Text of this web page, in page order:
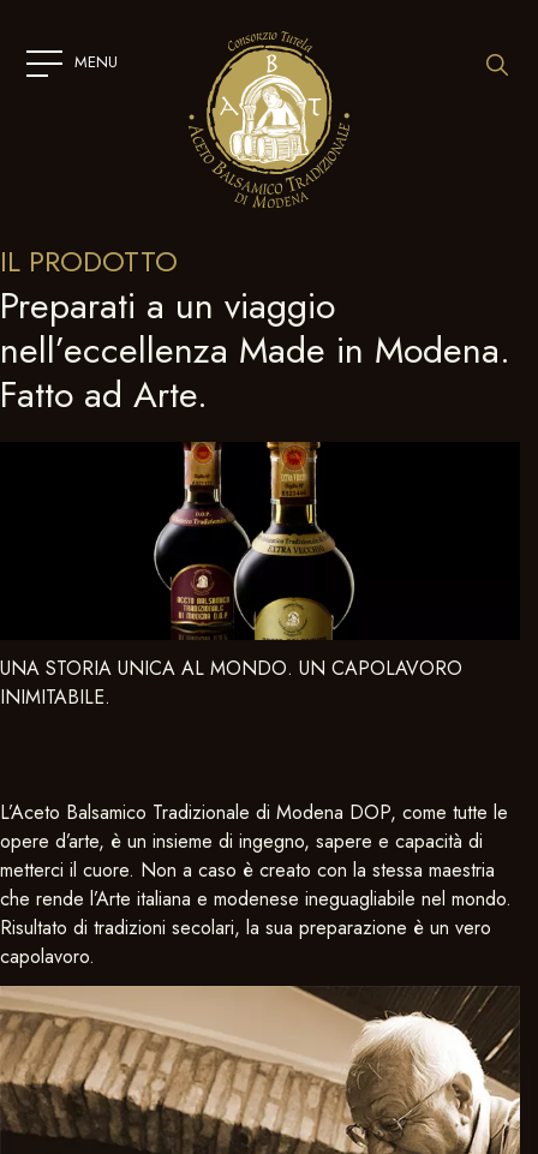
CONTENT MENU
IL PRODOTTO
Preparati a un viaggio
nell’eccellenza Made in Modena.
Fatto ad Arte.
UNA STORIA UNICA AL MONDO. UN CAPOLAVORO
INIMITABILE.
L’Aceto Balsamico Tradizionale di Modena DOP, come tutte le
opere d’arte, è un insieme di ingegno, sapere e capacità di
metterci il cuore. Non a caso è creato con la stessa maestria
che rende l’Arte italiana e modenese ineguagliabile nel mondo.
Risultato di tradizioni secolari, la sua preparazione è un vero
capolavoro.